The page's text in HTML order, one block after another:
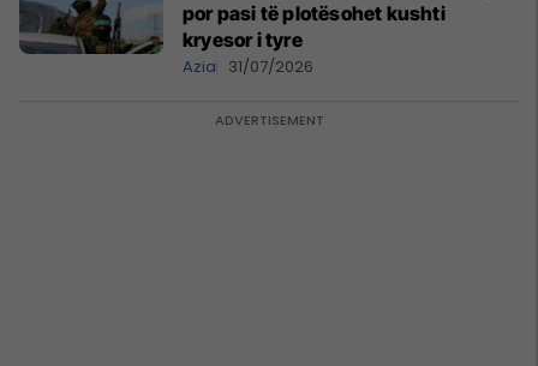
por pasi të plotësohet kushti
kryesor i tyre
Azia 31/07/2026